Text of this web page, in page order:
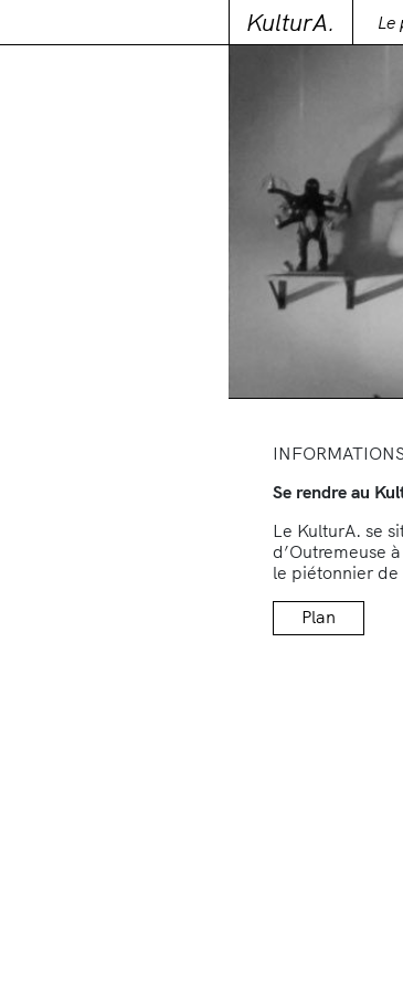
KulturA. Le
Se rendre au
Le KulturA. se
d’Outremeuse
le piétonnier de
Plan